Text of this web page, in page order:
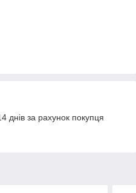
днів за рахунок покупця